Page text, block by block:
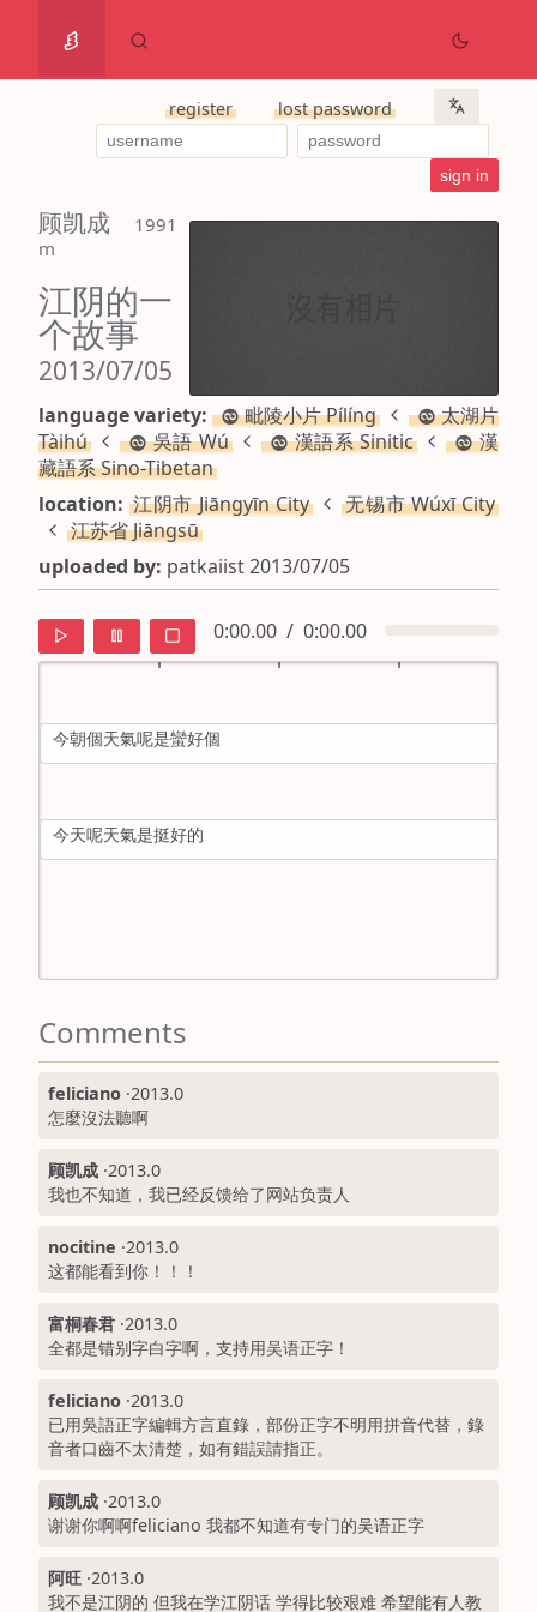
register lost password
顾凯成
1991
m
江阴的一
个故事
2013/07/05
language variety: 毗陵小片 Pílíng
太湖片
Tàihú
吳語 Wú 漢語系 Sinitic
漢
藏語系 Sino-Tibetan
location: 江阴市 Jiāngyīn City
无锡市 Wúxī City
江苏省 Jiāngsū
uploaded by: patkaiist 2013/07/05
0:00.00 / 0:00.00
default
mandarin
今朝個天氣呢是蠻好個
今天呢天氣是挺好的
Comments
feliciano ·2013.0
怎麼沒法聽啊
顾凯成 ·2013.0
我也不知道，我已经反馈给了网站负责人
nocitine ·2013.0
这都能看到你！！！
富桐春君 ·2013.0
全都是错别字白字啊，支持用吴语正字！
feliciano ·2013.0
已用吳語正字編輯方言直錄，部份正字不明用拼音代替，錄
音者口齒不太清楚，如有錯誤請指正。
顾凯成 ·2013.0
谢谢你啊啊feliciano 我都不知道有专门的吴语正字
阿旺 ·2013.0
我不是江阴的 但我在学江阴话 学得比较艰难 希望能有人教